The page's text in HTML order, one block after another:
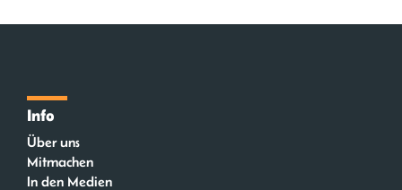
Info
Über uns
Mitmachen
In den Medien